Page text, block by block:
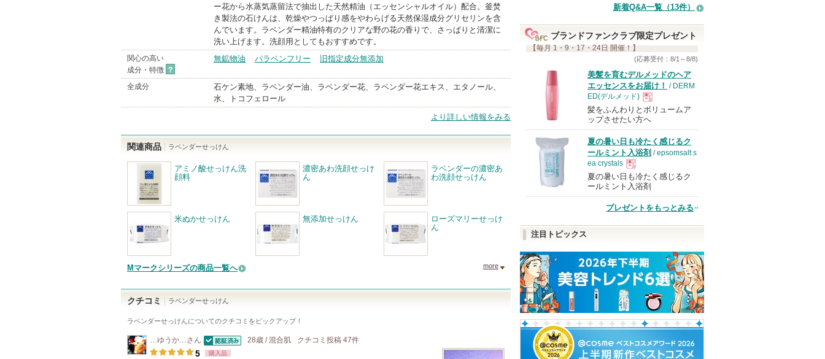
ー花から水蒸気蒸留法で抽出した天然精油（エッセンシャルオイル）配合。釜焚
き製法の石けんは、乾燥やつっぱり感をやわらげる天然保湿成分グリセリンを含
んでいます。ラベンダー精油特有のクリアな野の花の香りで、さっぱりと清潔に
洗い上げます。洗顔用としてもおすすめです。
関心の高い
成分・特徴 ?
無鉱物油 パラベンフリー 旧指定成分無添加
全成分
石ケン素地、ラベンダー油、ラベンダー花、ラベンダー花エキス、エタノール、
水、トコフェロール
より詳しい情報をみる
関連商品 ラベンダーせっけん
アミノ酸せっけん洗
顔料
濃密あわ洗顔せっけ
ん
ラベンダーの濃密あ
わ洗顔せっけん
米ぬかせっけん 無添加せっけん
ローズマリーせっけ
ん
Mマークシリーズの商品一覧へ more
クチコミ ラベンダーせっけん
ラベンダーせっけんについてのクチコミをピックアップ！
…ゆうか…さん
認証済
28歳 / 混合肌 クチコミ投稿 47件
5 購入品
新着Q&A一覧（13件）
ブランドファンクラブ限定プレゼント
【毎月 1・9・17・24日 開催！】
(応募受付：8/1～8/8)
美髪を育むデルメッドのヘア
エッセンスをお届け！ / DERM
ED(デルメッド)
現
品
髪をふんわりとボリュームア
ップさせたい方へ
夏の暑い日も冷たく感じるク
ールミント入浴剤 / epsomsalt s
ea crystals
現
品
夏の暑い日も冷たく感じるク
ールミント入浴剤
プレゼントをもっとみる
注目トピックス